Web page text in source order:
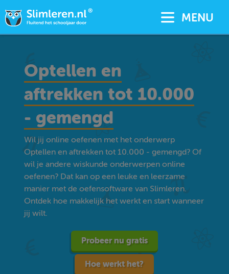
MENU
Optellen en
aftrekken tot 10.000
- gemengd
Wil jij online oefenen met het onderwerp
Optellen en aftrekken tot 10.000 - gemengd? Of
wil je andere wiskunde onderwerpen online
oefenen? Dat kan op een leuke en leerzame
manier met de oefensoftware van Slimleren.
Ontdek hoe makkelijk het werkt en start wanneer
jij wilt.
Probeer nu gratis
Hoe werkt het?